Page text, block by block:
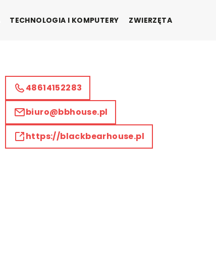
TECHNOLOGIA I KOMPUTERY ZWIERZĘTA
48614152283
biuro@bbhouse.pl
https://blackbearhouse.pl